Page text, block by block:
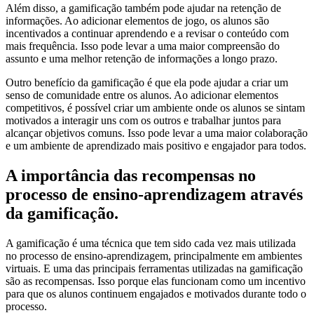
Além disso, a gamificação também pode ajudar na retenção de
informações. Ao adicionar elementos de jogo, os alunos são
incentivados a continuar aprendendo e a revisar o conteúdo com
mais frequência. Isso pode levar a uma maior compreensão do
assunto e uma melhor retenção de informações a longo prazo.
Outro benefício da gamificação é que ela pode ajudar a criar um
senso de comunidade entre os alunos. Ao adicionar elementos
competitivos, é possível criar um ambiente onde os alunos se sintam
motivados a interagir uns com os outros e trabalhar juntos para
alcançar objetivos comuns. Isso pode levar a uma maior colaboração
e um ambiente de aprendizado mais positivo e engajador para todos.
A importância das recompensas no
processo de ensino-aprendizagem através
da gamificação.
A gamificação é uma técnica que tem sido cada vez mais utilizada
no processo de ensino-aprendizagem, principalmente em ambientes
virtuais. E uma das principais ferramentas utilizadas na gamificação
são as recompensas. Isso porque elas funcionam como um incentivo
para que os alunos continuem engajados e motivados durante todo o
processo.